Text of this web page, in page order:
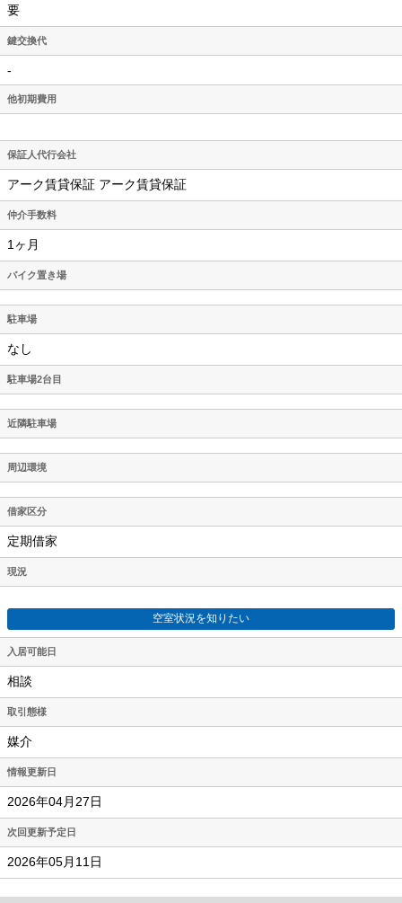
要
鍵交換代
-
他初期費用
保証人代行会社
アーク賃貸保証 アーク賃貸保証
仲介手数料
1ヶ月
バイク置き場
駐車場
なし
駐車場2台目
近隣駐車場
周辺環境
借家区分
定期借家
現況
空室状況を知りたい
入居可能日
相談
取引態様
媒介
情報更新日
2026年04月27日
次回更新予定日
2026年05月11日